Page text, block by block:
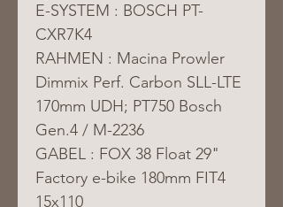
E-SYSTEM : BOSCH PT-
CXR7K4
RAHMEN : Macina Prowler
Dimmix Perf. Carbon SLL-LTE
170mm UDH; PT750 Bosch
Gen.4 / M-2236
GABEL : FOX 38 Float 29"
Factory e-bike 180mm FIT4
15x110